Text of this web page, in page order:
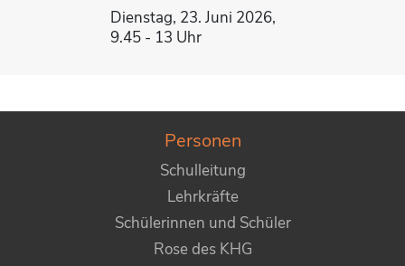
Dienstag, 23. Juni 2026,
9.45 - 13 Uhr
Personen
Schulleitung
Lehrkräfte
Schülerinnen und Schüler
Rose des KHG